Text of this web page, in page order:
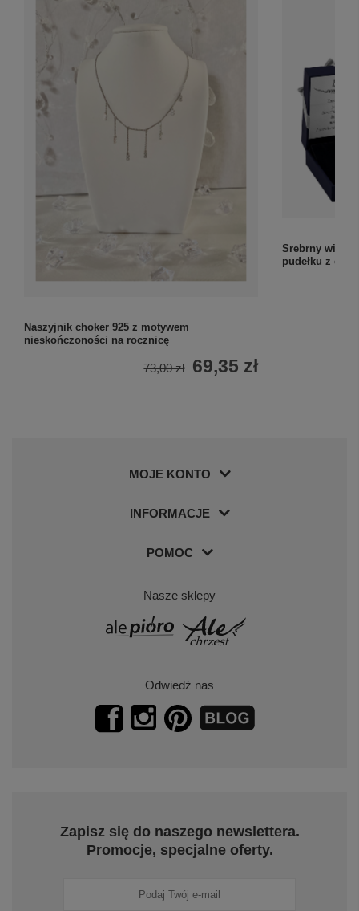
Naszyjnik choker 925 z motywem
nieskończoności na rocznicę
73,00 zł 69,35 zł
Srebrny
pudełku z eko-
MOJE KONTO
INFORMACJE
POMOC
Nasze sklepy
Odwiedź nas
Zapisz się do naszego newslettera.
Promocje, specjalne oferty.